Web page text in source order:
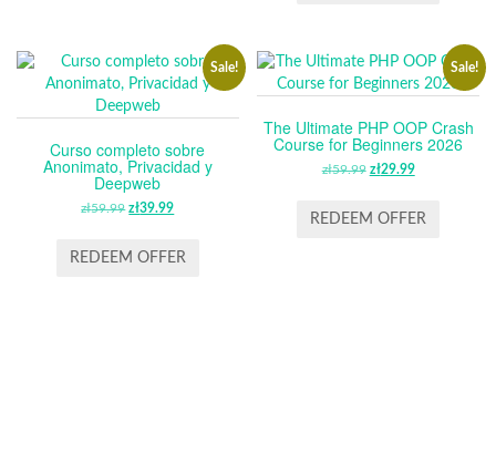
Sale!
Curso completo sobre
Anonimato, Privacidad y
Deepweb
zł59.99 ORIGINAL
WAS:
zł39.99CURRENT
IS:
REDEEM OFFER
Sale!
The Ultimate PHP OOP Crash
Course for Beginners 2026
zł59.99 ORIGINAL
WAS:
zł29.99CURRENT
IS:
REDEEM OFFER